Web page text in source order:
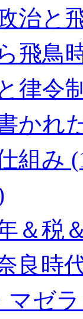
治と
飛鳥
律令
かれ
組み
＆税
良時
マゼ